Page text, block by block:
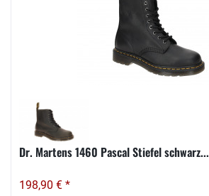
Dr. Martens 1460 Pascal Stiefel schwarz...
198,90 € *